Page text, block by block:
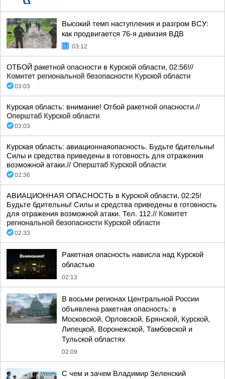
Высокий темп наступления и разгром ВСУ:
как продвигается 76-я дивизия ВДВ
03:12
ОТБОЙ ракетной опасности в Курской области, 02:56!//
Комитет региональной безопасности Курской области
03:03
Курская область: внимание! Отбой ракетной опасности.//
Оперштаб Курской области
03:03
Курская область: авиационнаяопасность. Будьте бдительны!
Силы и средства приведены в готовность для отражения
возможной атаки.// Оперштаб Курской области
02:36
АВИАЦИОННАЯ ОПАСНОСТЬ в Курской области, 02:25!
Будьте бдительны! Силы и средства приведены в готовность
для отражения возможной атаки. Тел. 112.// Комитет
региональной безопасности Курской области
02:33
Ракетная опасность нависла над Курской
областью
02:13
В восьми регионах Центральной России
объявлена ракетная опасность: в
Московской, Орловской, Брянской, Курской,
Липецкой, Воронежской, Тамбовской и
Тульской областях
02:09
С чем и зачем Владимир Зеленский